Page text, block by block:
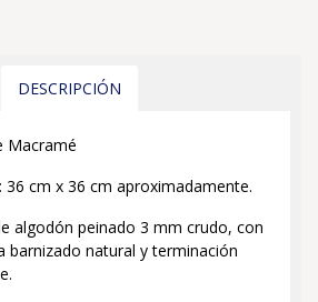
DESCRIPCIÓN
Macramé
36 cm x 36 cm aproximadamente.
algodón peinado 3 mm crudo, con
barnizado natural y terminación